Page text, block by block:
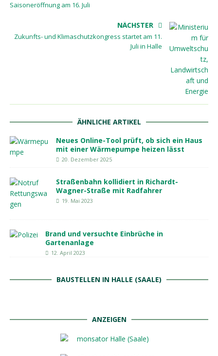
Saisoneröffnung am 16. Juli
NÄCHSTER
Zukunfts- und Klimaschutzkongress startet am 11.
Juli in Halle
ÄHNLICHE ARTIKEL
Neues Online-Tool prüft, ob sich ein Haus
mit einer Wärmepumpe heizen lässt
20. Dezember 2025
Straßenbahn kollidiert in Richardt-
Wagner-Straße mit Radfahrer
19. Mai 2023
Brand und versuchte Einbrüche in
Gartenanlage
12. April 2023
BAUSTELLEN IN HALLE (SAALE)
ANZEIGEN